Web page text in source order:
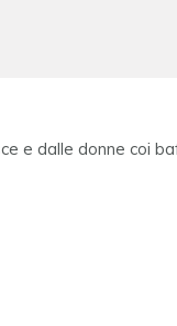
e dalle donne coi